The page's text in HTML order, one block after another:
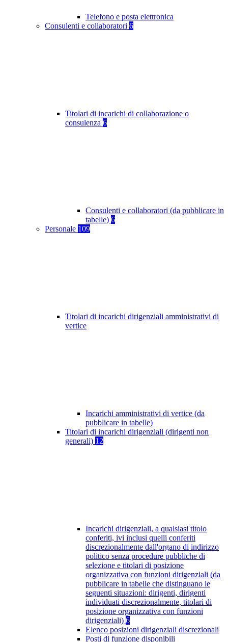
Telefono e posta elettronica
Consulenti e collaboratori 6
Titolari di incarichi di collaborazione o
consulenza 6
Consulenti e collaboratori (da pubblicare in
tabelle) 6
Personale 109
Titolari di incarichi dirigenziali amministrativi di
vertice
Incarichi amministrativi di vertice (da
pubblicare in tabelle)
Titolari di incarichi dirigenziali (dirigenti non
generali) 12
Incarichi dirigenziali, a qualsiasi titolo
conferiti, ivi inclusi quelli conferiti
discrezionalmente dall'organo di indirizzo
politico senza procedure pubbliche di
selezione e titolari di posizione
organizzativa con funzioni dirigenziali (da
pubblicare in tabelle che distinguano le
seguenti situazioni: dirigenti, dirigenti
individuati discrezionalmente, titolari di
posizione organizzativa con funzioni
dirigenziali) 6
Elenco posizioni dirigenziali discrezionali
Posti di funzione disponibili